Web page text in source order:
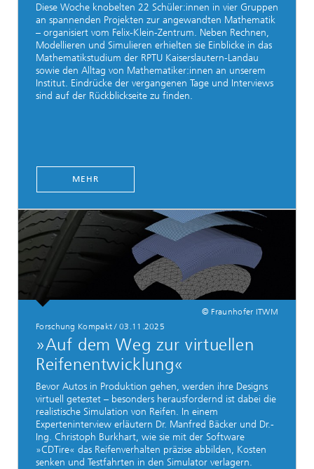
Diese Woche knobelten 22 Schüler:innen in vier Gruppen
an spannenden Projekten zur angewandten Mathematik
– organisiert vom Felix-Klein-Zentrum. Neben Rechnen,
Modellieren und Simulieren erhielten sie Einblicke in das
Mathematikstudium der RPTU Kaiserslautern-Landau
sowie den Alltag von Mathematiker:innen an unserem
Institut. Eindrücke der vergangenen Tage und Interviews
sind auf der Rückblickseite zu finden.
MEHR
© Fraunhofer ITWM
Forschung Kompakt / 03.11.2025
»Auf dem Weg zur virtuellen
Reifenentwicklung«
Bevor Autos in Produktion gehen, werden ihre Designs
virtuell getestet – besonders herausfordernd ist dabei die
realistische Simulation von Reifen. In einem
Experteninterview erläutern Dr. Manfred Bäcker und Dr.-
Ing. Christoph Burkhart, wie sie mit der Software
»CDTire« das Reifenverhalten präzise abbilden, Kosten
senken und Testfahrten in den Simulator verlagern.